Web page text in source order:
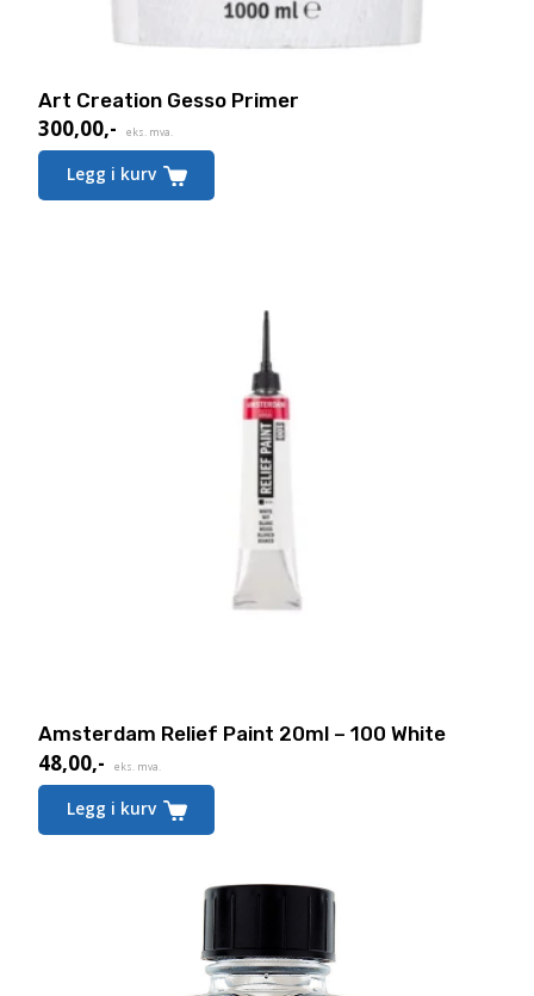
Art Creation Gesso Primer
300,00,- eks. mva.
Legg i kurv
Amsterdam Relief Paint 20ml – 100 White
48,00,- eks. mva.
Legg i kurv